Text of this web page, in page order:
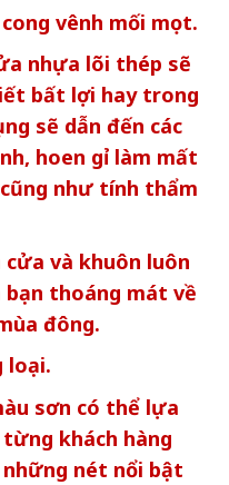
vênh mối mọt.
nhựa lõi thép sẽ
bất lợi hay trong
sẽ dẫn đến các
hoen gỉ làm mất
như tính thẩm
cửa và khuôn luôn
thoáng mát về
đông.
loại.
sơn có thể lựa
khách hàng
những nét nổi bật